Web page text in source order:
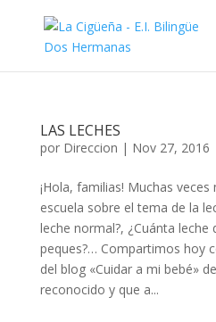
LAS LECHES
por Direccion | Nov 27, 2016
¡Hola, familias! Muchas
escuela sobre el tema de la
leche normal?, ¿Cuánta
peques?… Compartimos hoy
del blog «Cuidar a mi bebé»
reconocido y que a...